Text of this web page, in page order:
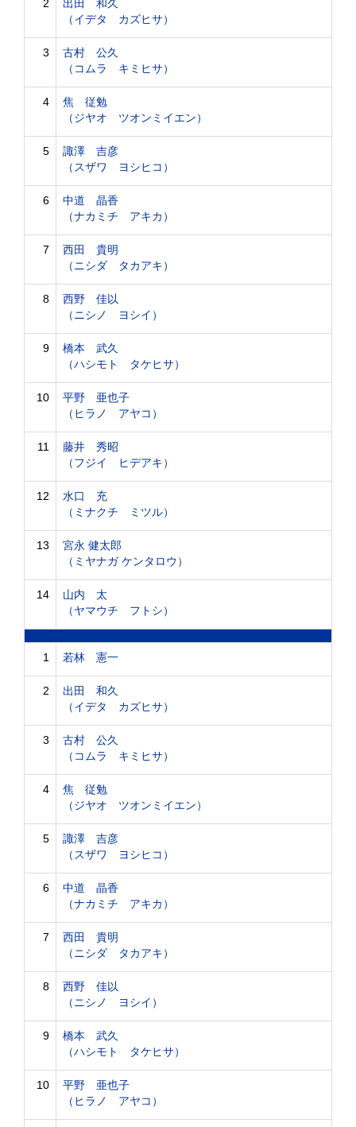
2
出田 和久
（イデタ カズヒサ）
3
古村 公久
（コムラ キミヒサ）
4
焦 従勉
（ジヤオ ツオンミイエン）
5
諏澤 吉彦
（スザワ ヨシヒコ）
6
中道 晶香
（ナカミチ アキカ）
7
西田 貴明
（ニシダ タカアキ）
8
西野 佳以
（ニシノ ヨシイ）
9
橋本 武久
（ハシモト タケヒサ）
10
平野 亜也子
（ヒラノ アヤコ）
11
藤井 秀昭
（フジイ ヒデアキ）
12
水口 充
（ミナクチ ミツル）
13
宮永 健太郎
（ミヤナガ ケンタロウ）
14
山内 太
（ヤマウチ フトシ）
1 若林 憲一
2
出田 和久
（イデタ カズヒサ）
3
古村 公久
（コムラ キミヒサ）
4
焦 従勉
（ジヤオ ツオンミイエン）
5
諏澤 吉彦
（スザワ ヨシヒコ）
6
中道 晶香
（ナカミチ アキカ）
7
西田 貴明
（ニシダ タカアキ）
8
西野 佳以
（ニシノ ヨシイ）
9
橋本 武久
（ハシモト タケヒサ）
10
平野 亜也子
（ヒラノ アヤコ）